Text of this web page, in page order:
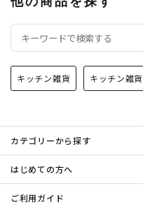
キッチン雑貨 キッチン雑貨
カテゴリーから探す
はじめての方へ
ご利用ガイド